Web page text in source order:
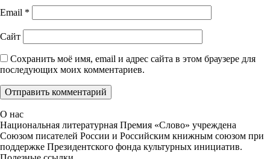
Email *
Сайт
Сохранить моё имя, email и адрес сайта в этом браузере для
последующих моих комментариев.
О нас
Национальная литературная Премия «Слово» учреждена
Союзом писателей России и Российским книжным союзом при
поддержке Президентского фонда культурных инициатив.